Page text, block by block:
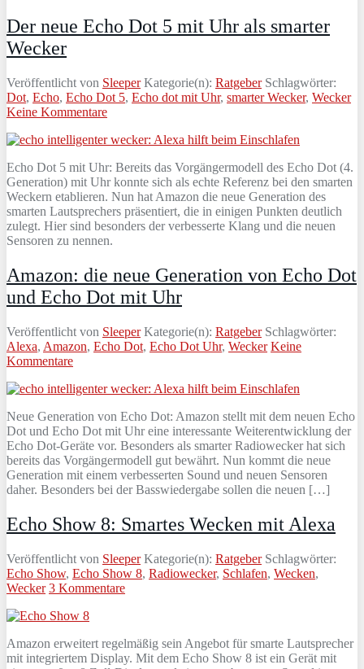
Der neue Echo Dot 5 mit Uhr als smarter
Wecker
Veröffentlicht von Sleeper Kategorie(n): RatgeberSchlagwörter:
Dot, Echo, Echo Dot 5, Echo dot mit Uhr, smarter Wecker, Wecker
Keine Kommentare
Echo Dot 5 mit Uhr: Bereits das Vorgängermodell des Echo Dot (4.
Generation) mit Uhr konnte sich als echte Referenz bei den smarten
Weckern etablieren. Nun hat Amazon die neue Generation des
smarten Lautsprechers präsentiert, die in einigen Punkten deutlich
zulegt. Hier sind besonders der verbesserte Klang und die neuen
Sensoren zu nennen.
Amazon: die neue Generation von Echo Dot
und Echo Dot mit Uhr
Veröffentlicht von Sleeper Kategorie(n): RatgeberSchlagwörter:
Alexa, Amazon, Echo Dot, Echo Dot Uhr, Wecker Keine
Kommentare
Neue Generation von Echo Dot: Amazon stellt mit dem neuen Echo
Dot und Echo Dot mit Uhr eine interessante Weiterentwicklung der
Echo Dot-Geräte vor. Besonders als smarter Radiowecker hat sich
bereits das Vorgängermodell gut bewährt. Nun kommt die neue
Generation mit einem verbesserten Sound und neuen Sensoren
daher. Besonders bei der Basswiedergabe sollen die neuen […]
Echo Show 8: Smartes Wecken mit Alexa
Veröffentlicht von Sleeper Kategorie(n): RatgeberSchlagwörter:
Echo Show, Echo Show 8, Radiowecker, Schlafen, Wecken,
Wecker 3 Kommentare
Amazon erweitert regelmäßig sein Angebot für smarte Lautsprecher
mit integriertem Display. Mit dem Echo Show 8 ist ein Gerät mit